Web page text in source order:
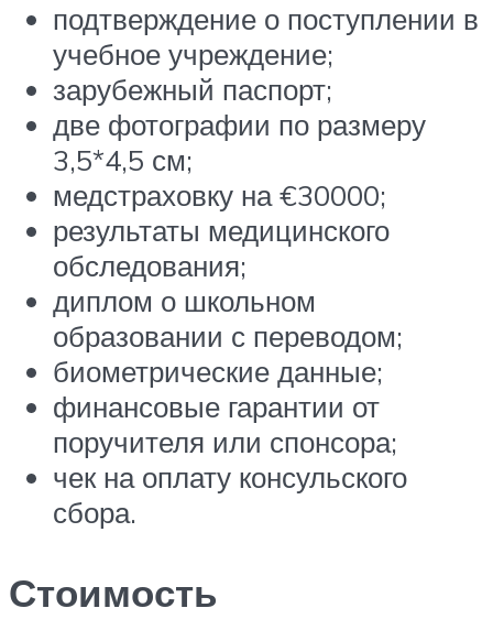
подтверждение о поступлении в
учебное учреждение;
зарубежный паспорт;
две фотографии по размеру
3,5*4,5 см;
медстраховку на €30000;
результаты медицинского
обследования;
диплом о школьном
образовании с переводом;
биометрические данные;
финансовые гарантии от
поручителя или спонсора;
чек на оплату консульского
сбора.
Стоимость